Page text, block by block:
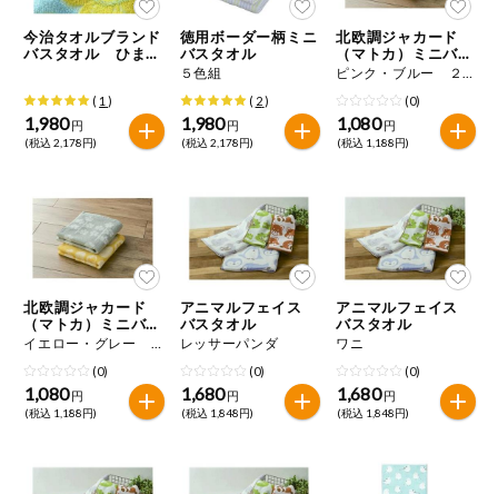
今治タオルブランド
バスタオル ひまわ
( 1 )
1,980 円
(税込 2,178円)
徳用ボーダー柄ミニ
バスタオル
５色組
( 2)
1,980 円
(税込 2,178円)
北欧調ジャカード
（マトカ）ミニバス
タオル
ピンク・ブルー ２柄組
(0)
1,080 円
(税込 1,188円)
北欧調ジャカード
（マトカ）ミニバス
タオル
イエロー・グレー ２柄組
(0)
1,080 円
(税込 1,188円)
アニマルフェイス
バスタオル
レッサーパンダ
(0)
1,680 円
(税込 1,848円)
アニマルフェイス
バスタオル
ワニ
(0)
1,680 円
(税込 1,848円)